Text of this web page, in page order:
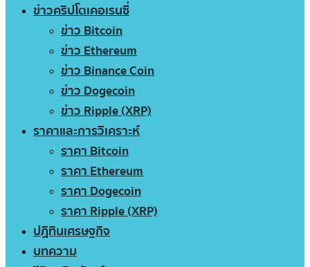
ข่าวคริปโตเคอเรนซี่
ข่าว Bitcoin
ข่าว Ethereum
ข่าว Binance Coin
ข่าว Dogecoin
ข่าว Ripple (XRP)
ราคาและการวิเคราะห์
ราคา Bitcoin
ราคา Ethereum
ราคา Dogecoin
ราคา Ripple (XRP)
ปฏิทินเศรษฐกิจ
บทความ